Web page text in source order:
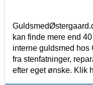
kan finde mere end
interne guldsmed
fra stenfatninger,
efter eget ønske. Klik